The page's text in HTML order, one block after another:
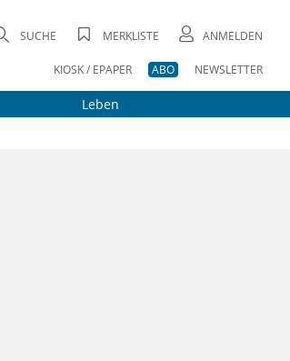
SUCHE MERKLISTE ANMELDEN
KIOSK / EPAPER ABO NEWSLETTER
Leben